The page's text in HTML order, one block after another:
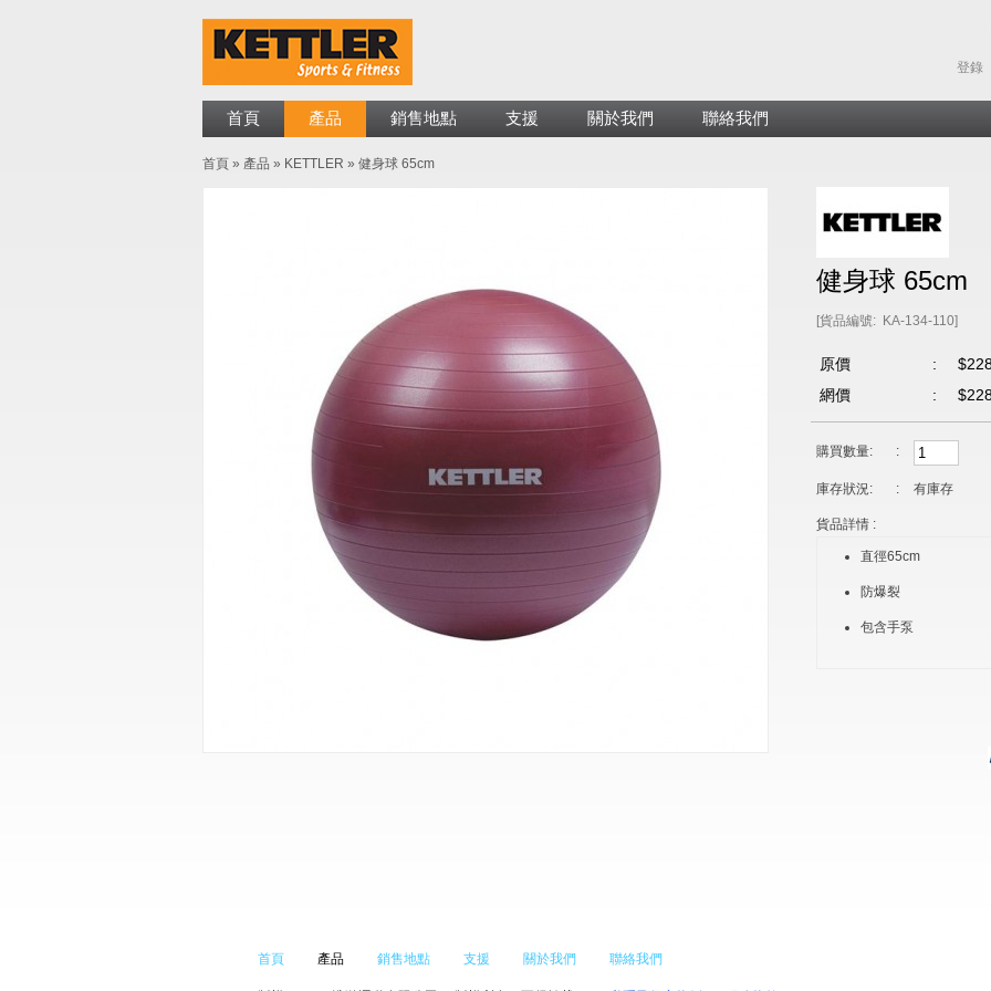
登錄
首頁 產品 銷售地點 支援 關於我們 聯絡我們
首頁 » 產品 » KETTLER » 健身球 65cm
健身球 65cm
[貨品編號: KA-134-110]
原價 :
網價
:
購買數量: :
庫存狀況: : 有庫存
貨品詳情 :
直徑65cm
防爆裂
包含手泵
首頁 產品 銷售地點 支援 關於我們 聯絡我們